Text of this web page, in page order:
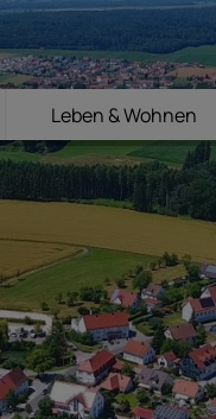
Leben & Wohnen